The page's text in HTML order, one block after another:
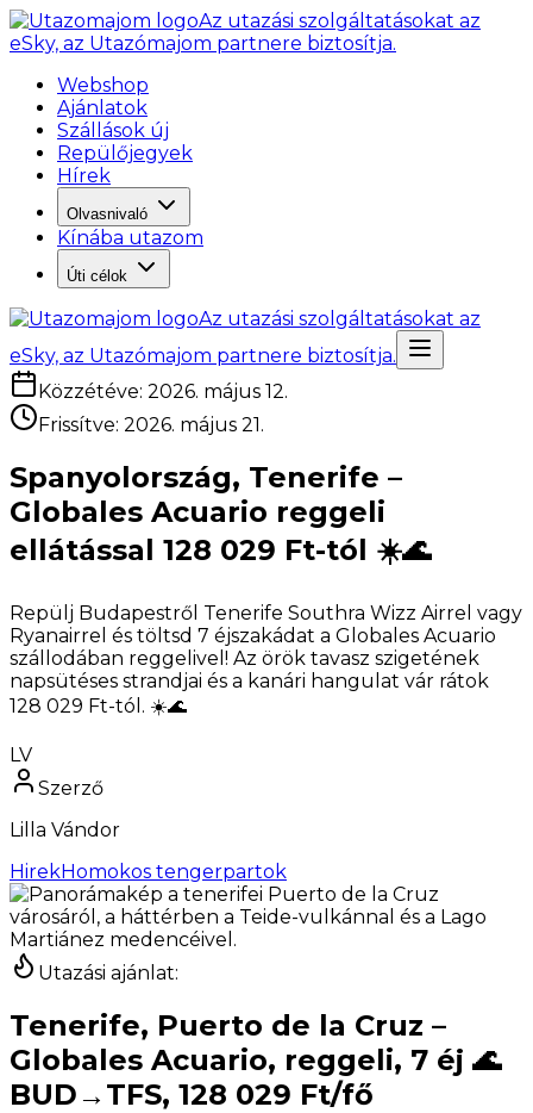
Az utazási szolgáltatásokat az
eSky, az Utazómajom partnere biztosítja.
Webshop
Ajánlatok
Szállások új
Repülőjegyek
Hírek
Olvasnivaló
Kínába utazom
Úti célok
Az utazási szolgáltatásokat az
eSky, az Utazómajom partnere biztosítja.
Közzétéve: 2026. május 12.
Frissítve: 2026. május 21.
Spanyolország, Tenerife –
Globales Acuario reggeli
ellátással 128 029 Ft-tól ☀️🌊
Repülj Budapestről Tenerife Southra Wizz Airrel vagy
Ryanairrel és töltsd 7 éjszakádat a Globales Acuario
szállodában reggelivel! Az örök tavasz szigetének
napsütéses strandjai és a kanári hangulat vár rátok
128 029 Ft-tól. ☀️🌊
LV
Szerző
Lilla Vándor
HirekHomokos tengerpartok
Utazási ajánlat:
Tenerife, Puerto de la Cruz –
Globales Acuario, reggeli, 7 éj 🌊
BUD→TFS, 128 029 Ft/fő